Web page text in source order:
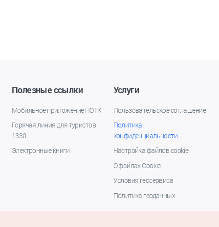
Полезные ссылки
Мобильное приложение НОТК
Горячая линия для туристов
1330
Электронные книги
Услуги
Пользовательское соглашение
Политика
конфиденциальности
Настройка файлов cookie
О файлах Cookie
Условия геосервиса
Политика геоданных